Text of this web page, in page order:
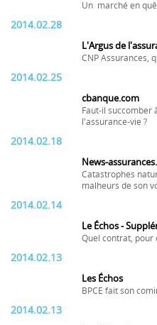
Un marché en
2014.02.28
L'Argus de
CNP Assurances,
2014.02.25
cbanque.com
Faut-il succomber
l'assurance-vie ?
2014.02.18
News-
Catastrophes
malheurs de son
2014.02.14
Le Échos -
Quel contrat, pour
2014.02.13
Les Échos
BPCE fait son
2014.02.13